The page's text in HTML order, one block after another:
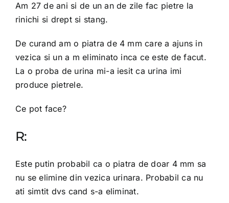
Am 27 de ani si de un an de zile fac pietre la
rinichi si drept si stang.
De curand am o piatra de 4 mm care a ajuns in
vezica si un a m eliminato inca ce este de facut.
La o proba de urina mi-a iesit ca urina imi
produce pietrele.
Ce pot face?
R:
Este putin probabil ca o piatra de doar 4 mm sa
nu se elimine din vezica urinara. Probabil ca nu
ati simtit dvs cand s-a eliminat.